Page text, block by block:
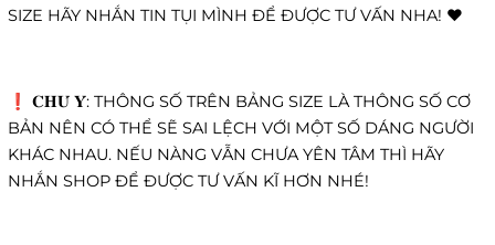
SIZE HÃY NHẮN TIN TỤI MÌNH ĐỂ ĐƯỢC TƯ VẤN NHA! ❤️
❗️ 𝐂𝐇𝐔́ 𝐘́: THÔNG SỐ TRÊN BẢNG SIZE LÀ THÔNG SỐ CƠ
BẢN NÊN CÓ THỂ SẼ SAI LỆCH VỚI MỘT SỐ DÁNG NGƯỜI
KHÁC NHAU. NẾU NÀNG VẪN CHƯA YÊN TÂM THÌ HÃY
NHẮN SHOP ĐỂ ĐƯỢC TƯ VẤN KĨ HƠN NHÉ!